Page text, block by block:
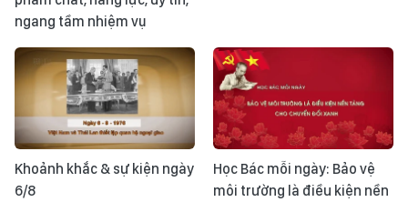
ngang tầm nhiệm vụ
Khoảnh khắc & sự kiện ngày
6/8
Học Bác mỗi ngày: Bảo vệ
môi trường là điều kiện nền